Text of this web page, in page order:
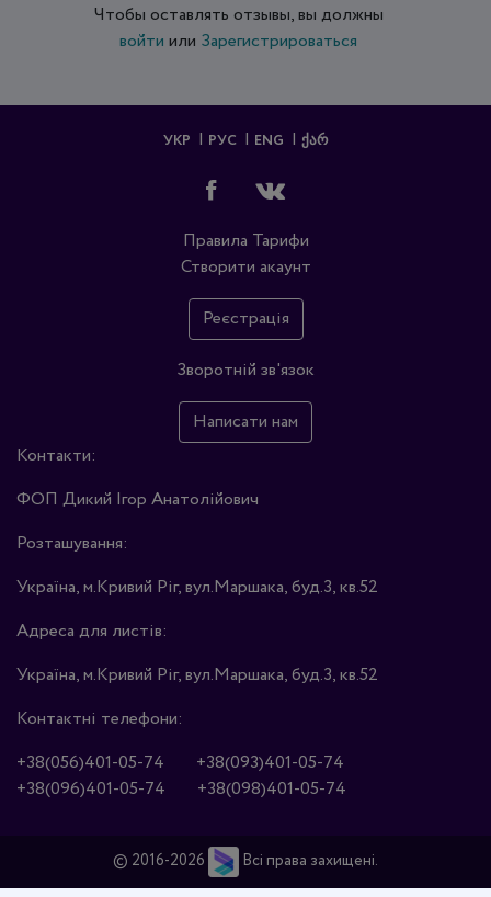
Чтобы оставлять отзывы, вы должны
войти или Зарегистрироваться
УКР РУС ENG ᲥᲐᲠ
Правила Тарифи
Створити акаунт
Реєстрація
Зворотній зв'язок
Написати нам
Контакти:
ФОП Дикий Ігор Анатолійович
Розташування:
Україна, м.Кривий Ріг, вул.Маршака, буд.3, кв.52
Адреса для листів:
Україна, м.Кривий Ріг, вул.Маршака, буд.3, кв.52
Контактні телефони:
+38(056)401-05-74
+38(093)401-05-74
+38(096)401-05-74
+38(098)401-05-74
© 2016-2026 Всі права захищені.